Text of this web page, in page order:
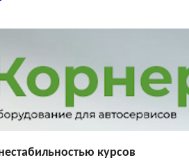
курсов